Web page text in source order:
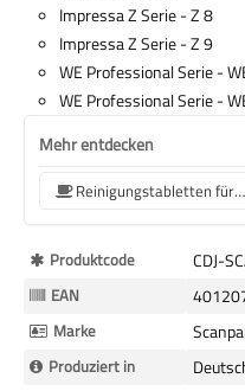
Impressa Z Serie - Z 8
Impressa Z Serie - Z 9
WE Professional Serie -
WE Professional Serie -
Mehr entdecken
Reinigungstabletten für Kaffeemaschinen
Mehr
Informationen
Produktcode CDJ-
EAN
Marke
Produziert in